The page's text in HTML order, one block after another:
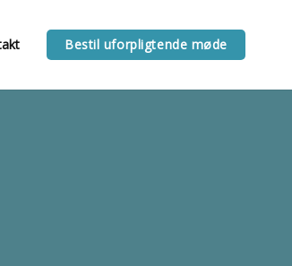
Bestil uforpligtende møde